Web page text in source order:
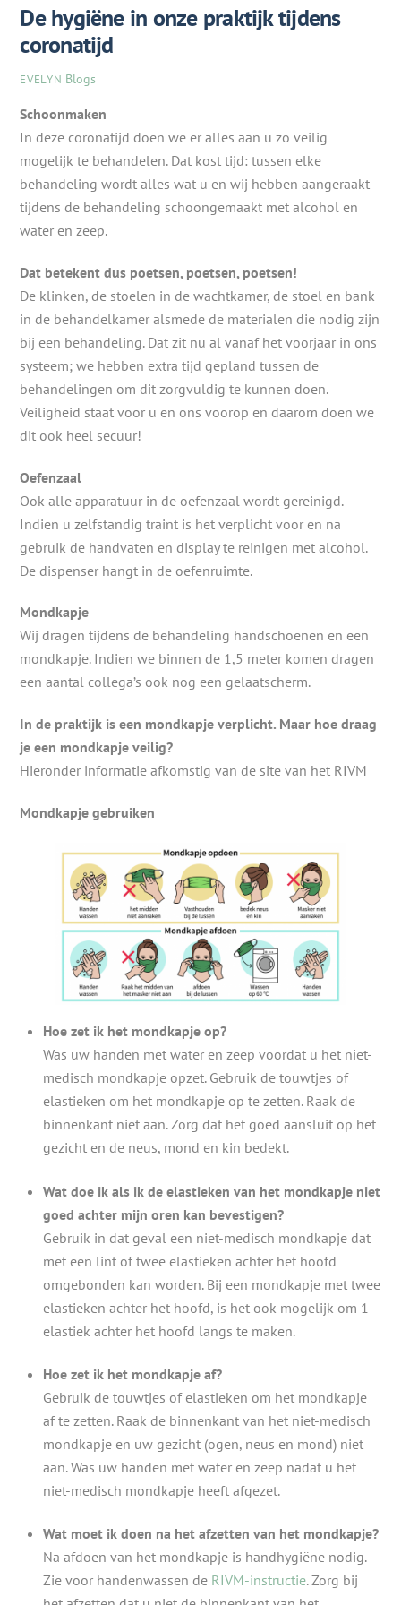
De hygiëne in onze praktijk tijdens
coronatijd
EVELYN Blogs
Schoonmaken
In deze coronatijd doen we er alles aan u zo veilig
mogelijk te behandelen. Dat kost tijd: tussen elke
behandeling wordt alles wat u en wij hebben aangeraakt
tijdens de behandeling schoongemaakt met alcohol en
water en zeep.
Dat betekent dus poetsen, poetsen, poetsen!
De klinken, de stoelen in de wachtkamer, de stoel en bank
in de behandelkamer alsmede de materialen die nodig zijn
bij een behandeling. Dat zit nu al vanaf het voorjaar in ons
systeem; we hebben extra tijd gepland tussen de
behandelingen om dit zorgvuldig te kunnen doen.
Veiligheid staat voor u en ons voorop en daarom doen we
dit ook heel secuur!
Oefenzaal
Ook alle apparatuur in de oefenzaal wordt gereinigd.
Indien u zelfstandig traint is het verplicht voor en na
gebruik de handvaten en display te reinigen met alcohol.
De dispenser hangt in de oefenruimte.
Mondkapje
Wij dragen tijdens de behandeling handschoenen en een
mondkapje. Indien we binnen de 1,5 meter komen dragen
een aantal collega’s ook nog een gelaatscherm.
In de praktijk is een mondkapje verplicht. Maar hoe draag
je een mondkapje veilig?
Hieronder informatie afkomstig van de site van het RIVM
Mondkapje gebruiken
Hoe zet ik het mondkapje op?
Was uw handen met water en zeep voordat u het niet-
medisch mondkapje opzet. Gebruik de touwtjes of
elastieken om het mondkapje op te zetten. Raak de
binnenkant niet aan. Zorg dat het goed aansluit op het
gezicht en de neus, mond en kin bedekt.
Wat doe ik als ik de elastieken van het mondkapje niet
goed achter mijn oren kan bevestigen?
Gebruik in dat geval een niet-medisch mondkapje dat
met een lint of twee elastieken achter het hoofd
omgebonden kan worden. Bij een mondkapje met twee
elastieken achter het hoofd, is het ook mogelijk om 1
elastiek achter het hoofd langs te maken.
Hoe zet ik het mondkapje af?
Gebruik de touwtjes of elastieken om het mondkapje
af te zetten. Raak de binnenkant van het niet-medisch
mondkapje en uw gezicht (ogen, neus en mond) niet
aan. Was uw handen met water en zeep nadat u het
niet-medisch mondkapje heeft afgezet.
Wat moet ik doen na het afzetten van het mondkapje?
Na afdoen van het mondkapje is handhygiëne nodig.
Zie voor handenwassen de RIVM-instructie. Zorg bij